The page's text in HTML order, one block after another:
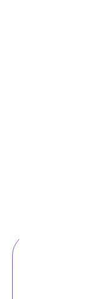
или
Вам
ЦКАД
оказать